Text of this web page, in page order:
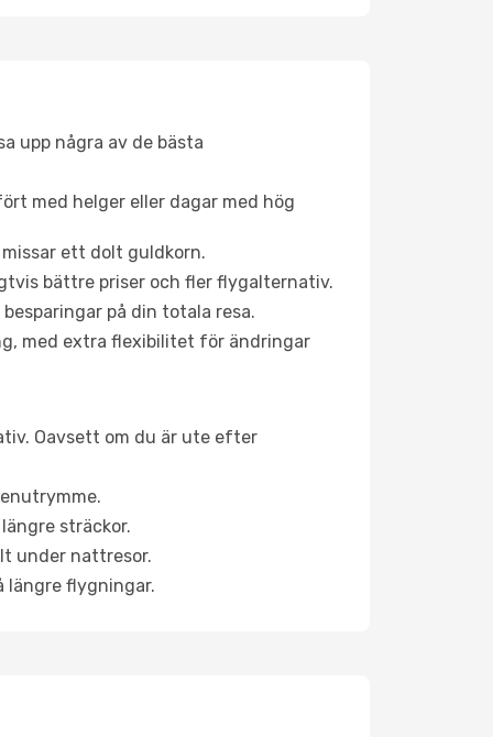
upp några av de bästa
med helger eller dagar med hög
ett dolt guldkorn.
bättre priser och fler flygalternativ.
på din totala resa.
med extra flexibilitet för ändringar
Oavsett om du är ute efter
sträckor.
under nattresor.
längre flygningar.